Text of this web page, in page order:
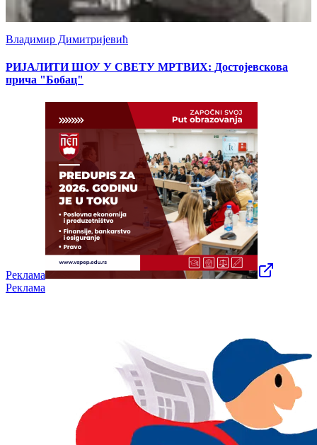
Владимир Димитријевић
РИЈАЛИТИ ШОУ У СВЕТУ МРТВИХ: Достојевскова
прича "Бобац"
Реклама
Реклама